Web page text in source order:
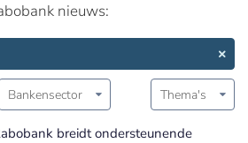
nieuws:
Bankensector Thema's
breidt ondersteunende